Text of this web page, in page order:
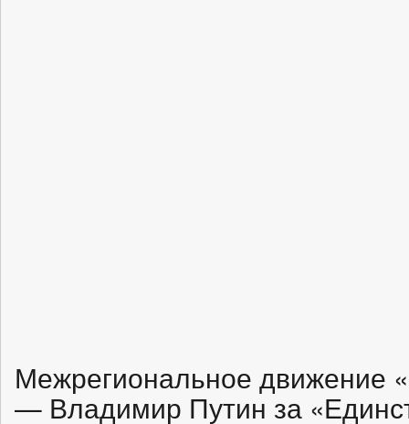
Межрегиональное движение
— Владимир Путин за